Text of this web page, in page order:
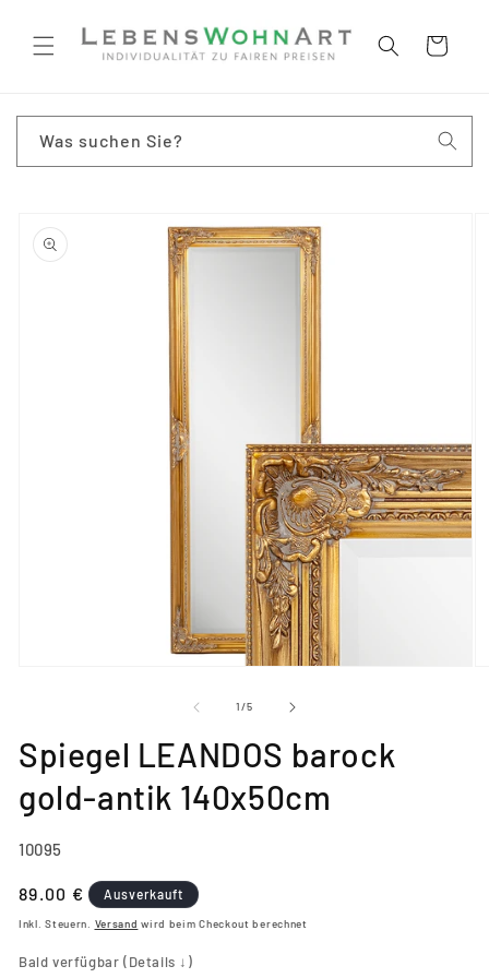
Inhalt
Warenkorb
Was suchen Sie?
1/von
5
Spiegel LEANDOS barock
gold-antik 140x50cm
SKU:
10095
Normaler
Preis
89.00 € Ausverkauft
Inkl. Steuern. Versand wird beim Checkout berechnet
Bald verfügbar (Details ↓)